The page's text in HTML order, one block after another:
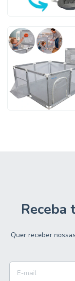
Receba
Quer receber